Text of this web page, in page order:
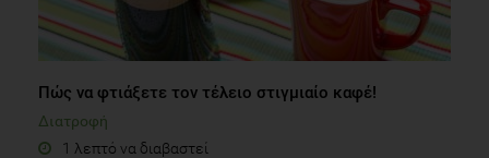
Πώς να φτιάξετε τον τέλειο στιγμιαίο καφέ!
Διατροφή
1 λεπτό να διαβαστεί